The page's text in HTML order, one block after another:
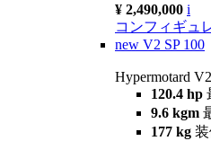
¥ 2,490,000 i
コンフィギュ
new V2 SP 100
Hypermotard
120.4 hp
9.6 kgm
177 kg